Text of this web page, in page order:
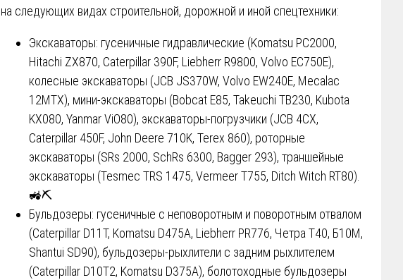
на следующих видах строительной, дорожной и иной спецтехники:
Экскаваторы: гусеничные гидравлические (Komatsu PC2000,
Hitachi ZX870, Caterpillar 390F, Liebherr R9800, Volvo EC750E),
колесные экскаваторы (JCB JS370W, Volvo EW240E, Mecalac
12MTX), мини-экскаваторы (Bobcat E85, Takeuchi TB230, Kubota
KX080, Yanmar ViO80), экскаваторы-погрузчики (JCB 4CX,
Caterpillar 450F, John Deere 710K, Terex 860), роторные
экскаваторы (SRs 2000, SchRs 6300, Bagger 293), траншейные
экскаваторы (Tesmec TRS 1475, Vermeer T755, Ditch Witch RT80).
🚜⛏️
Бульдозеры: гусеничные с неповоротным и поворотным отвалом
(Caterpillar D11T, Komatsu D475A, Liebherr PR776, Четра Т40, Б10М,
Shantui SD90), бульдозеры-рыхлители с задним рыхлителем
(Caterpillar D10T2, Komatsu D375A), болотоходные бульдозеры